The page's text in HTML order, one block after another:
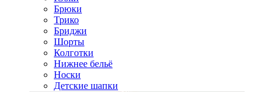
Брюки
Трико
Бриджи
Шорты
Колготки
Нижнее бельё
Носки
Детские шапки